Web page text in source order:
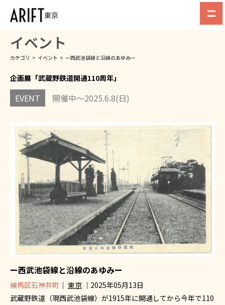
東京
イベント
カテゴリ > イベント > ー西武池袋線と沿線のあゆみー
企画展「武蔵野鉄道開通110周年」
EVENT 開催中〜2025.6.8(日)
ー西武池袋線と沿線のあゆみー
練馬区石神井町 ｜ 東京 ｜2025年05月13日
武蔵野鉄道（現西武池袋線）が1915年に開通してから今年で110